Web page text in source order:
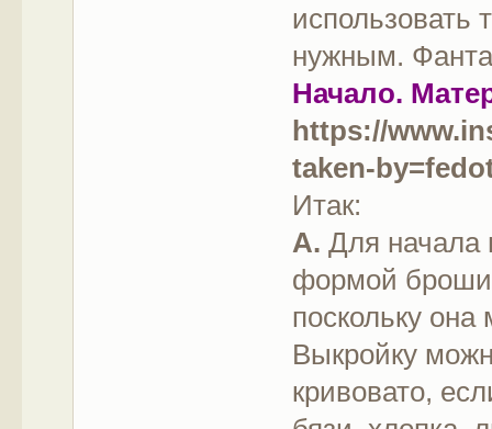
использовать
нужным.
Начало.
https://
taken-
Итак:
А.Для начала
формой броши
поскольку она
Выкройку
кривовато,